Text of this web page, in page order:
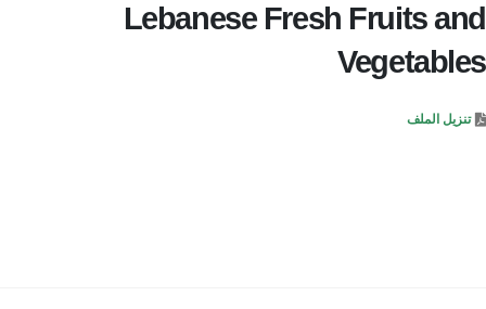
Lebanese Fresh Fruits and
Vegetables
تنزيل الملف